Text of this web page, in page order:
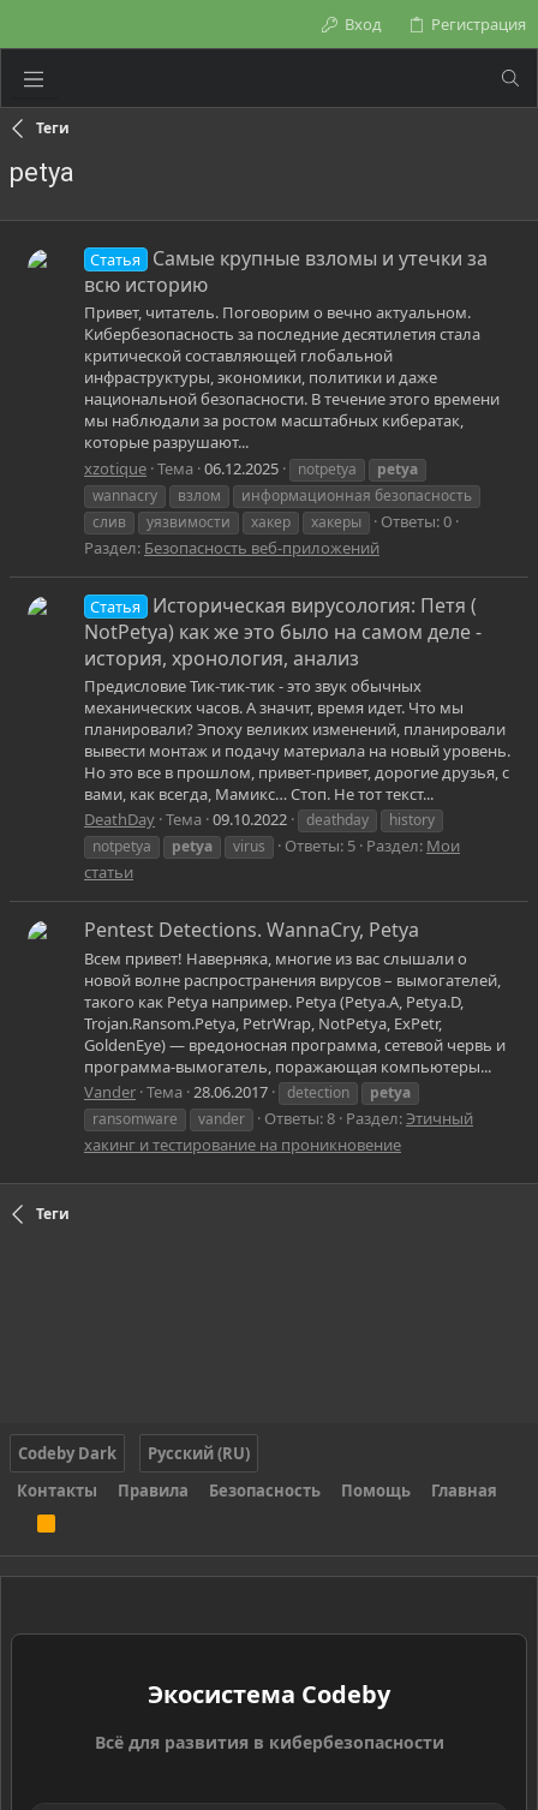
Вход Регистрация
Теги
petya
Статья
Самые крупные взломы и утечки за
всю историю
Привет, читатель. Поговорим о вечно актуальном.
Кибербезопасность за последние десятилетия стала
критической составляющей глобальной
инфраструктуры, экономики, политики и даже
национальной безопасности. В течение этого времени
мы наблюдали за ростом масштабных кибератак,
которые разрушают...
xzotique Тема 06.12.2025 notpetya
petya
wannacry
взлом
информационная безопасность
слив
уязвимости хакер хакеры
Ответы: 0
Раздел: Безопасность веб-приложений
Статья
Историческая вирусология: Петя (
NotPetya) как же это было на самом деле -
история, хронология, анализ
Предисловие Тик-тик-тик - это звук обычных
механических часов. А значит, время идет. Что мы
планировали? Эпоху великих изменений, планировали
вывести монтаж и подачу материала на новый уровень.
Но это все в прошлом, привет-привет, дорогие друзья, с
вами, как всегда, Мамикс… Стоп. Не тот текст...
DeathDay Тема 09.10.2022 deathday
history
notpetya
petya virus Ответы: 5 Раздел: Мои
статьи
Pentest Detections. WannaCry, Petya
Всем привет! Наверняка, многие из вас слышали о
новой волне распространения вирусов – вымогателей,
такого как Petya например. Petya (Petya.A, Petya.D,
Trojan.Ransom.Petya, PetrWrap, NotPetya, ExPetr,
GoldenEye) — вредоносная программа, сетевой червь и
программа-вымогатель, поражающая компьютеры...
Vander Тема 28.06.2017 detection
petya
ransomware
vander Ответы: 8 Раздел:Этичный
хакинг и тестирование на проникновение
Теги
Codeby Dark
Русский (RU)
Контакты
Правила Безопасность Помощь Главная
S
Экосистема Codeby
Всё для развития в кибербезопасности